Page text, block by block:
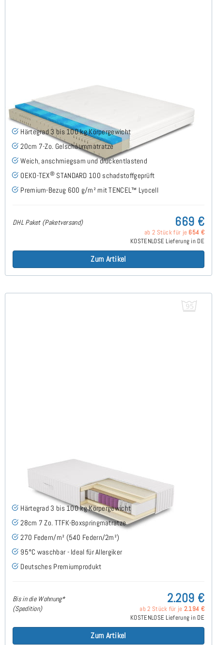
Siro Gel H3 (TENCEL™ Lyocell) Gelschaummatratze
160x200 cm - Sonderanfertigung
(44)
Härtegrad 3 bis 100 kg Körpergewicht
20cm 7-Zo. Gelschaummatratze
Weich, anschmiegsam und druckentlastend
OEKO-TEX® STANDARD 100 schadstoffgeprüft
Premium-Bezug 600 g/m² mit TENCEL™ Lyocell
DHL Paket (Paketversand) 669 €
ab 2 Stück für je 654 €
KOSTENLOSE Lieferung in DE
Zum Artikel
FLAVUS H3 (95° Bezug) TTFK Matratze 160x200 cm -
Sonderanfertigung
(3)
Härtegrad 3 bis 100 kg Körpergewicht
28cm 7 Zo. TTFK-Boxspringmatratze
270 Federn/m² (540 Federn/2m²)
95°C waschbar - Ideal für Allergiker
Deutsches Premiumprodukt
Bis in die Wohnung*
(Spedition)
2.209 €
ab 2 Stück für je 2.194 €
KOSTENLOSE Lieferung in DE
Zum Artikel